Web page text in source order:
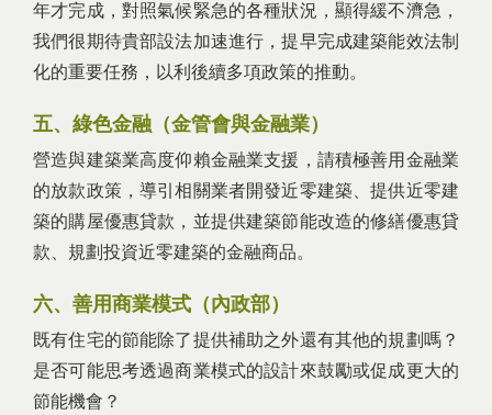
年才完成，對照氣候緊急的各種狀況，顯得緩不濟急，
我們很期待貴部設法加速進行，提早完成建築能效法制
化的重要任務，以利後續多項政策的推動。
五、綠色金融（金管會與金融業）
營造與建築業高度仰賴金融業支援，請積極善用金融業
的放款政策，導引相關業者開發近零建築、提供近零建
築的購屋優惠貸款，並提供建築節能改造的修繕優惠貸
款、規劃投資近零建築的金融商品。
六、善用商業模式（內政部）
既有住宅的節能除了提供補助之外還有其他的規劃嗎？
是否可能思考透過商業模式的設計來鼓勵或促成更大的
節能機會？